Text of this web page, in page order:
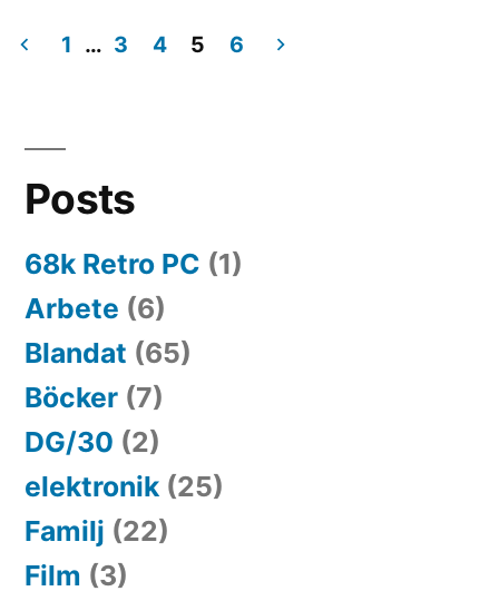
navigation
1 … 3 4 5 6
Posts
68k Retro PC (1)
Arbete (6)
Blandat (65)
Böcker (7)
DG/30 (2)
elektronik (25)
Familj (22)
Film (3)